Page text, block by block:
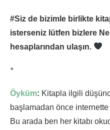
#Siz de bizimle birlikte
isterseniz lütfen bizlere
hesaplarından ulaşın.
*
Öyküm: Kitapla ilgili
başlamadan önce internette
Bu arada ben her kitabı